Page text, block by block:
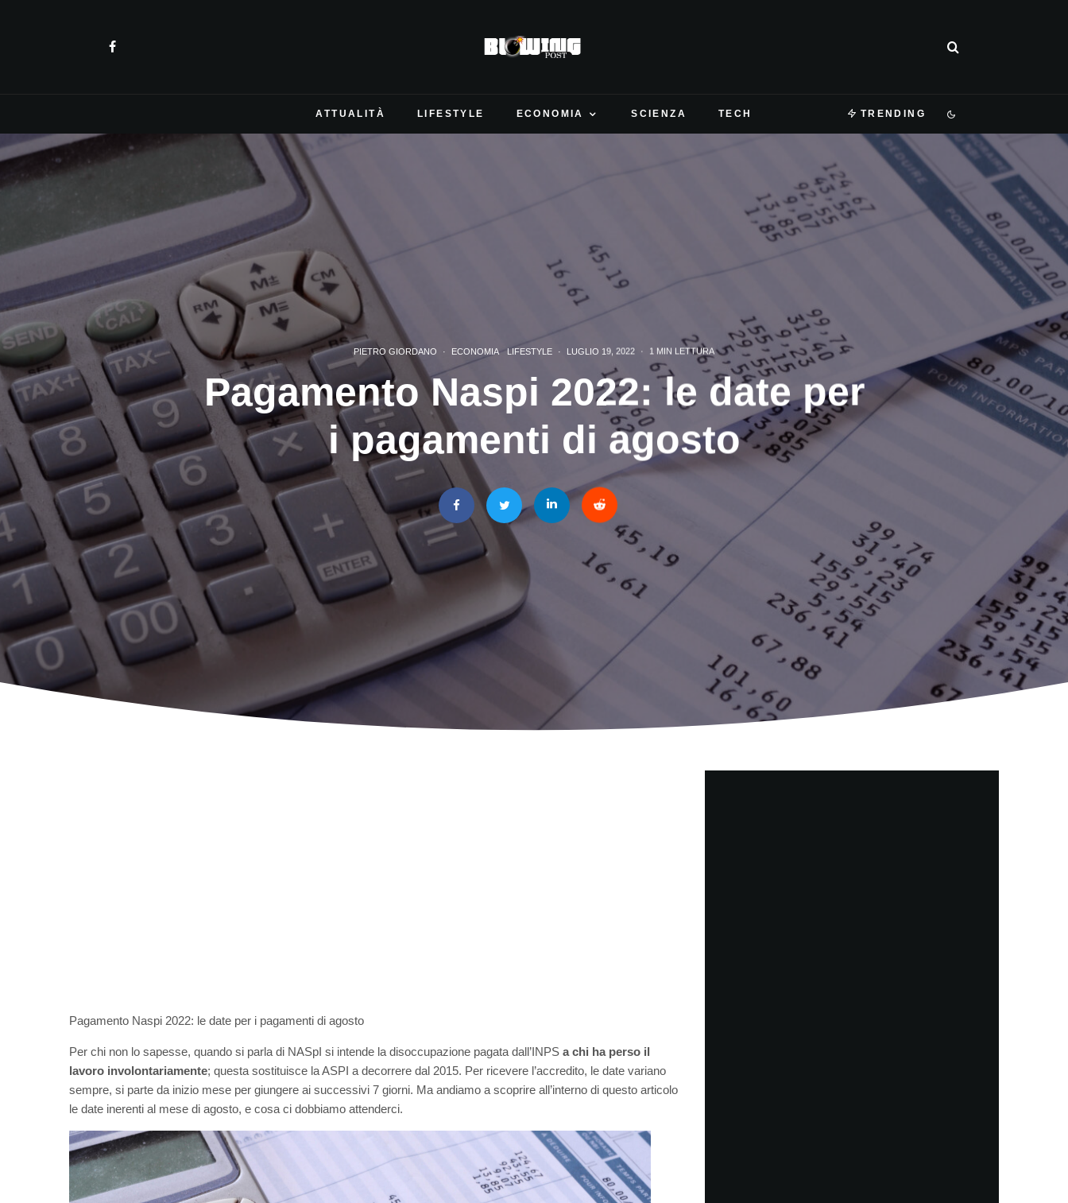
ATTUALITÀ LIFESTYLE ECONOMIA SCIENZA TECH TRENDING
PIETRO GIORDANO · ECONOMIA LIFESTYLE · LUGLIO 19, 2022 · 1 MIN LETTURA
Pagamento Naspi 2022: le date per
i pagamenti di agosto
Pagamento Naspi 2022: le date per i pagamenti di agosto
Per chi non lo sapesse, quando si parla di NASpI si intende la disoccupazione pagata dall’INPS a chi ha perso il
lavoro involontariamente; questa sostituisce la ASPI a decorrere dal 2015. Per ricevere l’accredito, le date variano
sempre, si parte da inizio mese per giungere ai successivi 7 giorni. Ma andiamo a scoprire all’interno di questo articolo
le date inerenti al mese di agosto, e cosa ci dobbiamo attenderci.